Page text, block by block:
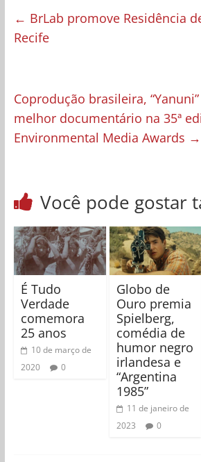
← BrLab promove Residência
Recife
Coprodução brasileira,
melhor documentário na 35ª
Environmental Media Awards →
Você pode gostar
É Tudo
Verdade
comemora
25 anos
10 de março de
2020
0
Globo de
Ouro premia
Spielberg,
comédia de
humor negro
irlandesa e
“Argentina
1985”
11 de janeiro de
2023
0